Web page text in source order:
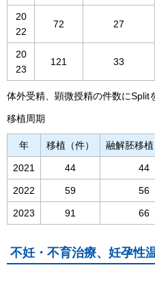
20
22
72 27
20
23
121 33
体外受精、顕微授精の件数にSplit
移植周期
年 移植（件） 融解胚移植
2021 44 44
2022 59 56
2023 91 66
不妊・不育治療、妊孕性